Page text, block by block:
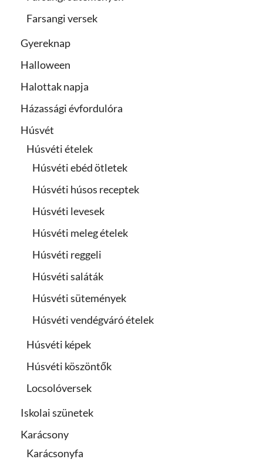
Farsangi versek
Gyereknap
Halloween
Halottak napja
Házassági évfordulóra
Húsvét
Húsvéti ételek
Húsvéti ebéd ötletek
Húsvéti húsos receptek
Húsvéti levesek
Húsvéti meleg ételek
Húsvéti reggeli
Húsvéti saláták
Húsvéti sütemények
Húsvéti vendégváró ételek
Húsvéti képek
Húsvéti köszöntők
Locsolóversek
Iskolai szünetek
Karácsony
Karácsonyfa